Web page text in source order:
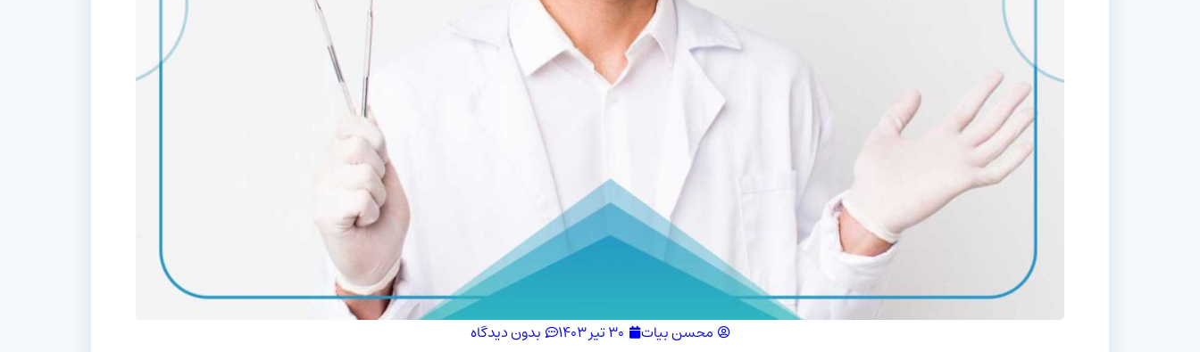
محسن بیات ۳۰ تیر ۱۴۰۳ بدون دیدگاه